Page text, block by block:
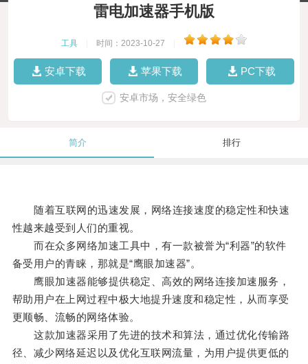
雷电加速器手机版
工具 时间：2023-10-27
安卓下载 苹果下载 PC下载
安卓市场，安全绿色
简介 排行
随着互联网的迅速发展，网络连接速度的稳定性和快速
性越来越受到人们的重视。
而在众多网络加速工具中，有一款被誉为“利器”的软件
备受用户的青睐，那就是“鹰眼加速器”。
鹰眼加速器能够提供稳定、高效的网络连接加速服务，
帮助用户在上网过程中极大地提升速度和稳定性，从而享受
更顺畅、流畅的网络体验。
这款加速器采用了先进的技术和算法，通过优化传输路
径、减少网络延迟以及优化互联网流量，为用户提供更低的